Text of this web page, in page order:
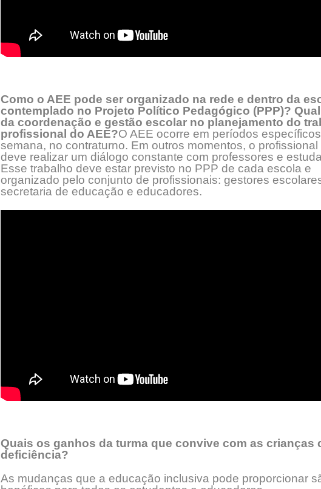
Como o AEE pode ser organizado na rede e dentro da
contemplado no Projeto Político Pedagógico (PPP)?
da coordenação e gestão escolar no planejamento do
profissional do AEE?O AEE ocorre em períodos
semana, no contraturno. Em outros momentos, o profissional
deve realizar um diálogo constante com professores e
Esse trabalho deve estar previsto no PPP de cada escola e
organizado pelo conjunto de profissionais: gestores
secretaria de educação e educadores.
Quais os ganhos da turma que convive com as crianças
deficiência?
As mudanças que a educação inclusiva pode proporcionar